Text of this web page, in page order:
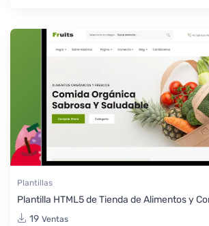
Plantillas
Plantilla HTML5 de Tienda de Alimentos y
19 Ventas